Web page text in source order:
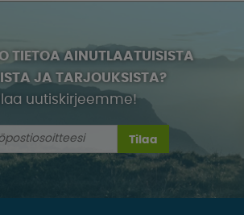
TIETOA AINUTLAATUISISTA
JA TARJOUKSISTA?
uutiskirjeemme!
Tilaa